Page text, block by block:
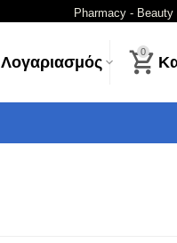
Pharmacy -
Λογαριασμός
0